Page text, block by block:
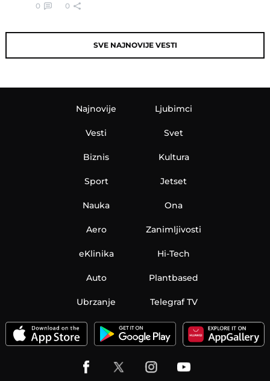
0 0
SVE NAJNOVIJE VESTI
Najnovije
Vesti
Biznis
Sport
Nauka
Aero
Ljubimci
Svet
Kultura
Jetset
Ona
Zanimljivosti
eKlinika Hi-Tech
Auto Plantbased
Ubrzanje Telegraf TV